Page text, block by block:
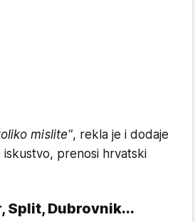
mislite", rekla je i dodaje
iskustvo, prenosi hrvatski
Split, Dubrovnik...